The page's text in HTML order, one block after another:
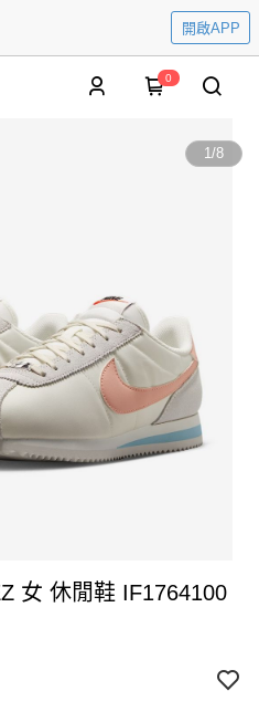
開啟APP
0
1/8
女 休閒鞋 IF1764100